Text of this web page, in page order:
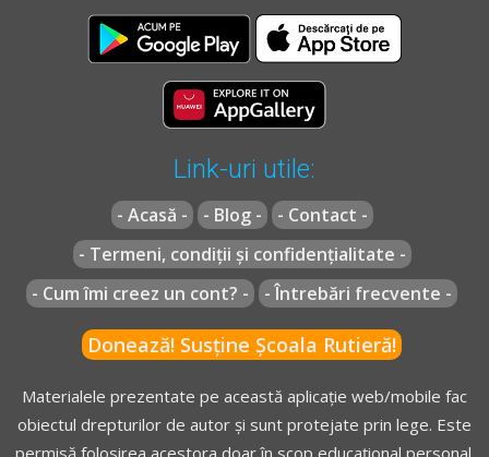
Link-uri utile:
- Acasă - - Blog -
- Contact -
- Termeni, condiții și confidențialitate -
- Cum îmi creez un cont? -
- Întrebări frecvente -
Donează! Susține Școala Rutieră!
Materialele prezentate pe această aplicație web/mobile fac
obiectul drepturilor de autor și sunt protejate prin lege. Este